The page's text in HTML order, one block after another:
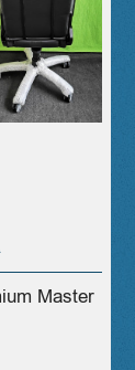
Master